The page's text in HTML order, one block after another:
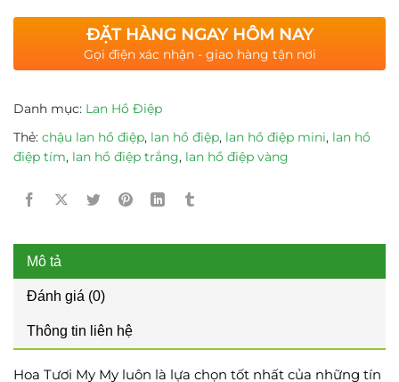
ĐẶT HÀNG NGAY HÔM NAY
Gọi điện xác nhận - giao hàng tận nơi
Danh mục: Lan Hồ Điệp
Thẻ: chậu lan hồ điệp, lan hồ điệp, lan hồ điệp mini, lan hồ
điệp tím, lan hồ điệp trắng, lan hồ điệp vàng
Mô tả
Đánh giá (0)
Thông tin liên hệ
Hoa Tươi My My luôn là lựa chọn tốt nhất của những tín